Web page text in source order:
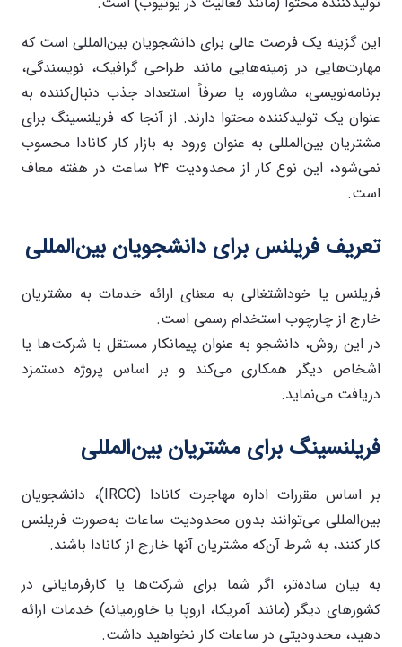
این گزینه یک فرصت عالی برای دانشجویان بین‌المللی است که
مهارت‌هایی در زمینه‌هایی مانند طراحی گرافیک، نویسندگی،
برنامه‌نویسی، مشاوره، یا صرفاً استعداد جذب دنبال‌کننده به
عنوان یک تولیدکننده محتوا دارند. از آنجا که فریلنسینگ برای
مشتریان بین‌المللی به عنوان ورود به بازار کار کانادا محسوب
نمی‌شود، این نوع کار از محدودیت ۲۴ ساعت در هفته معاف
است.
تعریف فریلنس برای دانشجویان بین‌المللی
فریلنس یا خوداشتغالی به معنای ارائه خدمات به مشتریان
خارج از چارچوب استخدام رسمی است.
در این روش، دانشجو به عنوان پیمانکار مستقل با شرکت‌ها یا
اشخاص دیگر همکاری می‌کند و بر اساس پروژه دستمزد
دریافت می‌نماید.
فریلنسینگ برای مشتریان بین‌المللی
بر اساس مقررات اداره مهاجرت کانادا (IRCC)، دانشجویان
بین‌المللی می‌توانند بدون محدودیت ساعات به‌صورت فریلنس
کار کنند، به شرط آن‌که مشتریان آنها خارج از کانادا باشند.
به بیان ساده‌تر، اگر شما برای شرکت‌ها یا کارفرمایانی در
کشورهای دیگر (مانند آمریکا، اروپا یا خاورمیانه) خدمات ارائه
دهید، محدودیتی در ساعات کار نخواهید داشت.